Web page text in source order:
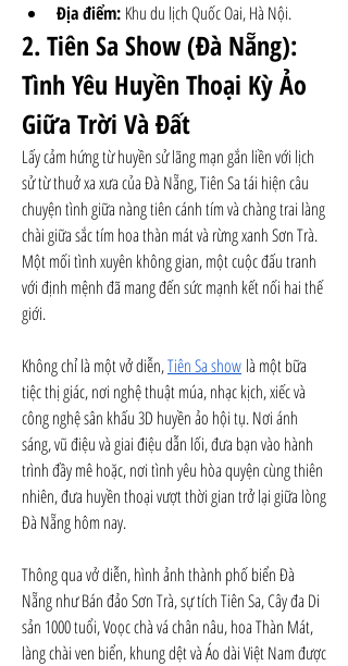
Địa điểm: Khu du lịch Quốc Oai, Hà Nội.
2. Tiên Sa Show (Đà Nẵng):
Tình Yêu Huyền Thoại Kỳ Ảo
Giữa Trời Và Đất
Lấy cảm hứng từ huyền sử lãng mạn gắn liền với lịch
sử từ thuở xa xưa của Đà Nẵng, Tiên Sa tái hiện câu
chuyện tình giữa nàng tiên cánh tím và chàng trai làng
chài giữa sắc tím hoa thàn mát và rừng xanh Sơn Trà.
Một mối tình xuyên không gian, một cuộc đấu tranh
với định mệnh đã mang đến sức mạnh kết nối hai thế
giới.
Không chỉ là một vở diễn, Tiên Sa show là một bữa
tiệc thị giác, nơi nghệ thuật múa, nhạc kịch, xiếc và
công nghệ sân khấu 3D huyền ảo hội tụ. Nơi ánh
sáng, vũ điệu và giai điệu dẫn lối, đưa bạn vào hành
trình đầy mê hoặc, nơi tình yêu hòa quyện cùng thiên
nhiên, đưa huyền thoại vượt thời gian trở lại giữa lòng
Đà Nẵng hôm nay.
Thông qua vở diễn, hình ảnh thành phố biển Đà
Nẵng như Bán đảo Sơn Trà, sự tích Tiên Sa, Cây đa Di
sản 1000 tuổi, Voọc chà vá chân nâu, hoa Thàn Mát,
làng chài ven biển, khung dệt và Áo dài Việt Nam được